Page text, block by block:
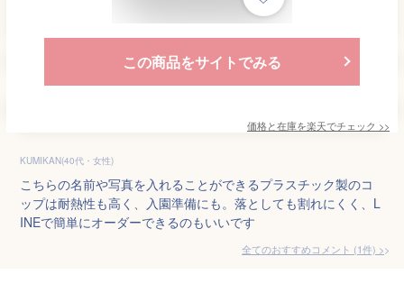
この商品をサイトでみる
価格と在庫を楽天でチェック >>
KUMIKAN(40代・女性)
こちらの名前や写真を入れることができるプラスチック製のコ
ップは耐熱性も高く、入園準備にも。落としても割れにくく、L
INEで簡単にオーダーできるのもいいです
全てのおすすめコメント (1件) >